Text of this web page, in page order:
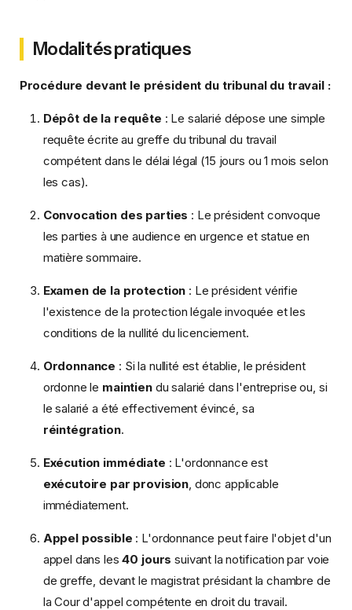
Modalités pratiques
Procédure devant le président du tribunal du travail :
Dépôt de la requête : Le salarié dépose une simple
requête écrite au greffe du tribunal du travail
compétent dans le délai légal (15 jours ou 1 mois selon
les cas).
Convocation des parties : Le président convoque
les parties à une audience en urgence et statue en
matière sommaire.
Examen de la protection : Le président vérifie
l'existence de la protection légale invoquée et les
conditions de la nullité du licenciement.
Ordonnance : Si la nullité est établie, le président
ordonne le maintiendu salarié dans l'entreprise ou, si
le salarié a été effectivement évincé, sa
réintégration.
Exécution immédiate : L'ordonnance est
exécutoire par provision , donc applicable
immédiatement.
Appel possible : L'ordonnance peut faire l'objet d'un
appel dans les40 jours suivant la notification par voie
de greffe, devant le magistrat présidant la chambre de
la Cour d'appel compétente en droit du travail.